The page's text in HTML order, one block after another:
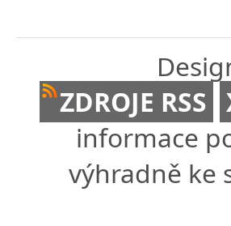
ZDROJE RSS
informace
výhradně ke